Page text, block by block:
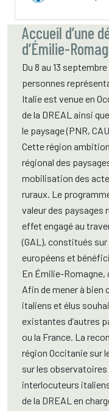
Accueil d’une
d’Émilie-
Du 8 au 13
personnes
Italie est venue en
de la DREAL ainsi
le paysage (PNR,
Cette région
régional des
mobilisation des
ruraux. Le
valeur des paysages
effet engagé au
(GAL), constitués
européens et
En Émilie-Romagne,
Afin de mener à bien
italiens et élus
existantes d’autres
ou la France. La
région Occitanie sur
sur les
interlocuteurs
de la DREAL en